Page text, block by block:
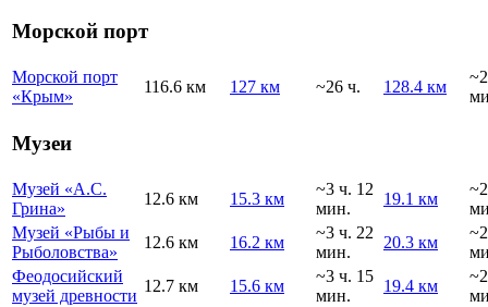
Морской порт
Морской порт
«Крым»
116.6 км 127 км ~26 ч. 128.4 км
Музеи
Музей «А.С.
Грина»
12.6 км 15.3 км
~3 ч. 12
мин.
19.1 км
Музей «Рыбы и
Рыболовства»
12.6 км 16.2 км
~3 ч. 22
мин.
20.3 км
Феодосийский
музей древности
12.7 км 15.6 км
~3 ч. 15
мин.
19.4 км